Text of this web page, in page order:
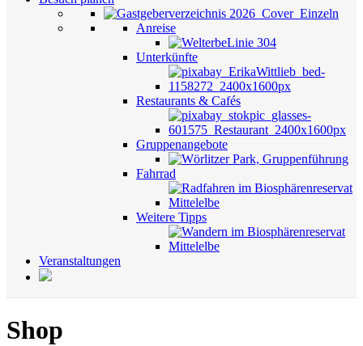
Anreise
Unterkünfte
Restaurants & Cafés
Gruppenangebote
Fahrrad
Weitere Tipps
Veranstaltungen
Shop